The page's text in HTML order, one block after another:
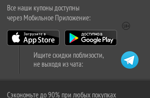
Все наши купоны доступны
через Мобильное Приложение:
Ищите скидки поблизости,
не выходя из чата:
Сэкономьте до 90% при любых покупках